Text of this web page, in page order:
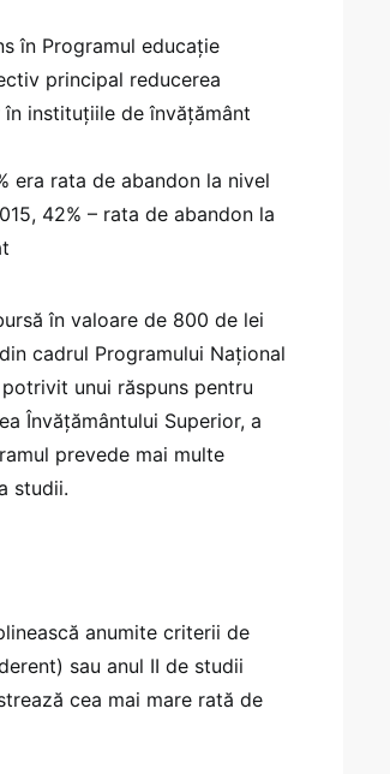
în Programul educație
principal reducerea
instituțiile de învățământ
era rata de abandon la nivel
42% – rata de abandon la
în valoare de 800 de lei
cadrul Programului Național
unui răspuns pentru
Învăţământului Superior, a
prevede mai multe
studii.
anumite criterii de
sau anul II de studii
cea mai mare rată de